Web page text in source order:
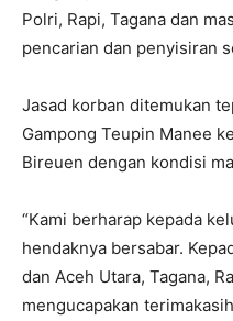
Polri, Rapi, Tagana dan
pencarian dan penyisiran
Jasad korban ditemukan
Gampong Teupin Manee
Bireuen dengan kondisi
“Kami berharap kepada
hendaknya bersabar.
dan Aceh Utara, Tagana,
mengucapakan